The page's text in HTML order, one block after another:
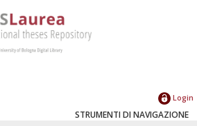
Login
STRUMENTI DI NAVIGAZIONE